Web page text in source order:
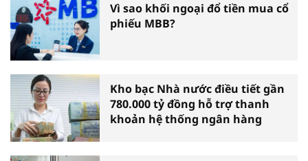
Vì sao khối ngoại đổ tiền mua cổ
phiếu MBB?
Kho bạc Nhà nước điều tiết gần
780.000 tỷ đồng hỗ trợ thanh
khoản hệ thống ngân hàng